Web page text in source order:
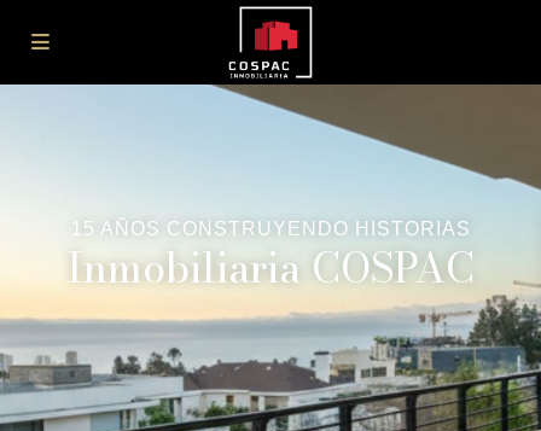
15 AÑOS CONSTRUYENDO HISTORIAS
Inmobiliaria COSPAC